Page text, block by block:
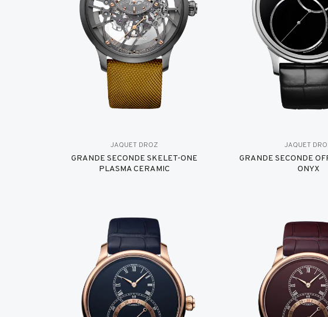
JAQUET DROZ
GRANDE SECONDE SKELET-ONE
PLASMA CERAMIC
JAQUET
GRANDE SECONDE
ONYX